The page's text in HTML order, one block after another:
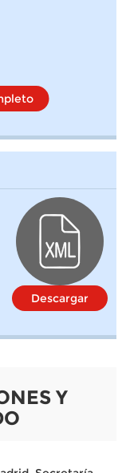
Descargar
Y